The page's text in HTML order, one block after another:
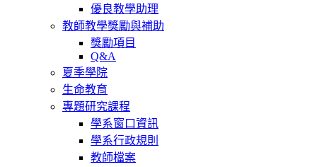
優良教學助理
教師教學獎勵與補助
獎勵項目
Q&A
夏季學院
生命教育
專題研究課程
學系窗口資訊
學系行政規則
教師檔案